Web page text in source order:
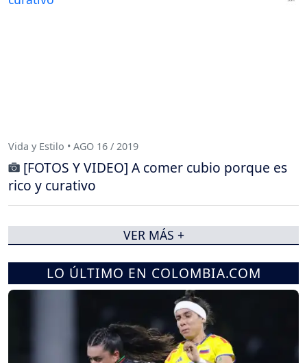
LO ÚLTIMO EN COLOMBIA.COM
Vida y Estilo • AGO 16 / 2019
[FOTOS Y VIDEO] A comer cubio porque es
rico y curativo
VER MÁS +